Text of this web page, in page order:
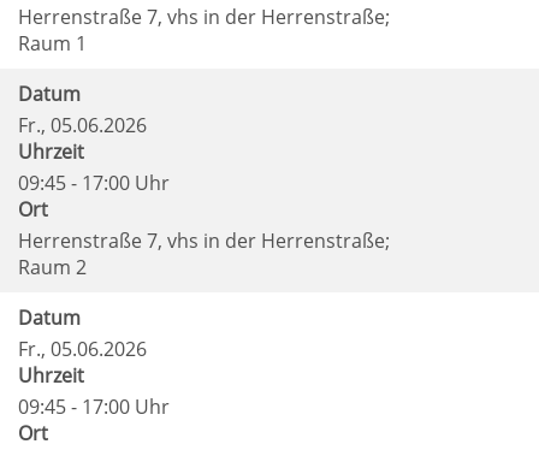
Herrenstraße 7, vhs in der Herrenstraße;
Raum 1
Datum
Fr., 05.06.2026
Uhrzeit
09:45 - 17:00 Uhr
Ort
Herrenstraße 7, vhs in der Herrenstraße;
Raum 2
Datum
Fr., 05.06.2026
Uhrzeit
09:45 - 17:00 Uhr
Ort